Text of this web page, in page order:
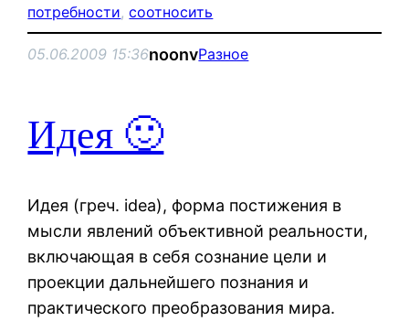
потребности, соотносить
05.06.2009 15:36noonvРазное
Идея 🙂
Идея (греч. idea), форма постижения в
мысли явлений объективной реальности,
включающая в себя сознание цели и
проекции дальнейшего познания и
практического преобразования мира.